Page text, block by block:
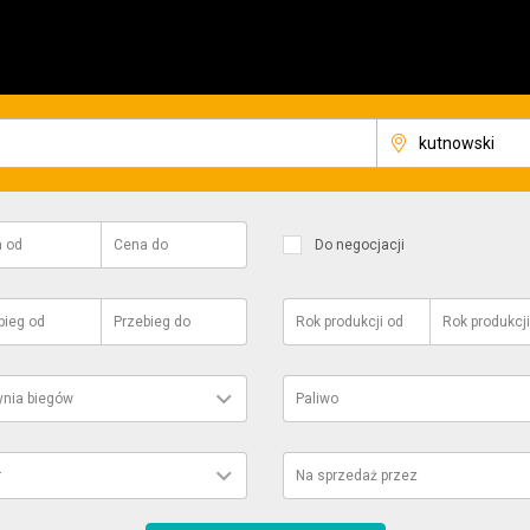
od Cena do Do negocjacji
od Przebieg do Rok produkcji od Rok produkcji
biegów Paliwo
Na sprzedaż przez